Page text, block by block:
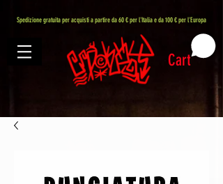
Spedizione gratuita per acquisti a partire da 60 € per l'Italia e da 100 € per l'Europa
Cart